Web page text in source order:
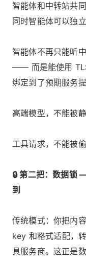
智能体和中转站共
同时智能体可以独
智能体不再只能听
—— 而是能使用
绑定到了预期服务提
高端模型，不能被
工具请求，不能被
🔒 第二把：数据锁
到
传统模式：你把内
key 和格式适配，
具服务商。这正是